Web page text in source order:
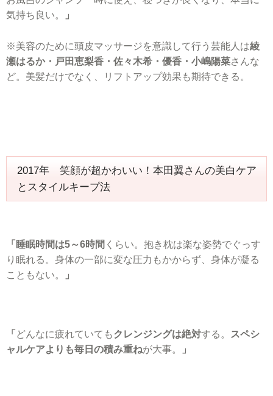
気持ち良い。
」
※美容のために頭皮マッサージを意識して行う芸能人は綾
瀬はるか・戸田恵梨香・佐々木希・優香・小嶋陽菜さんな
ど。美髪だけでなく、リフトアップ効果も期待できる。
2017年 笑顔が超かわいい！本田翼さんの美白ケア
とスタイルキープ法
「睡眠時間は5～6時間 くらい。抱き枕は楽な姿勢でぐっす
り眠れる。身体の一部に変な圧力もかからず、身体が凝る
こともない。
」
「 どんなに疲れていてもクレンジングは絶対する。
スペシ
ャルケアよりも毎日の積み重ねが大事。 」